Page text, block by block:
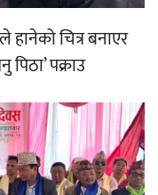
चित्र बनाएर
पिठा’ पक्राउ